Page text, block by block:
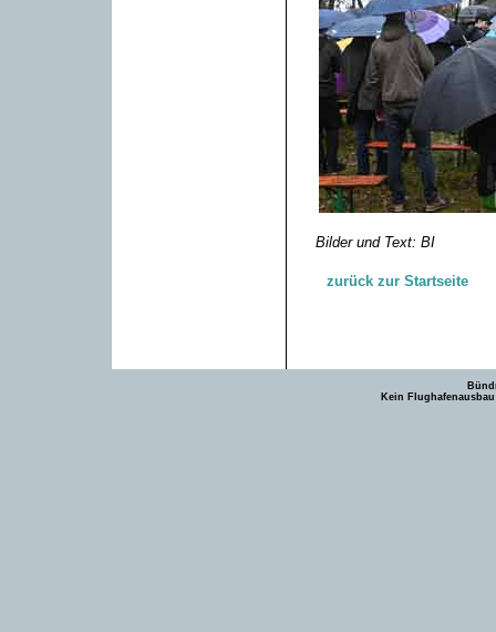
Bilder und Text: BI
zurück zur Startseite
Kein